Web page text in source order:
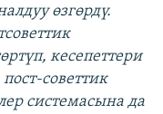
өзгөрдү.
кесепеттери
советтик
системасына да